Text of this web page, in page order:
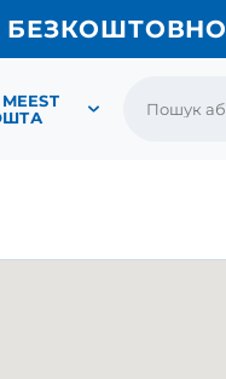
БЕЗКОШТОВНО